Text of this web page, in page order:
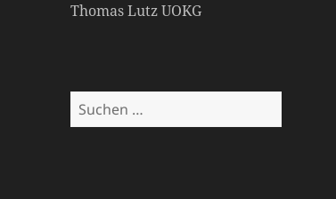
Thomas LutzUOKG
Suchen
nach: